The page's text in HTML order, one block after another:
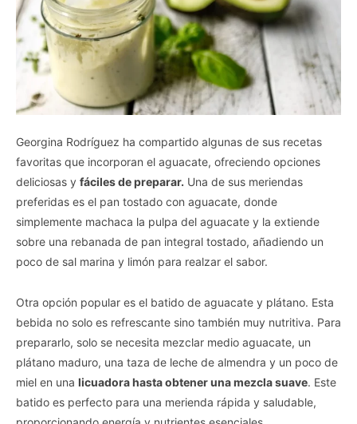
Georgina Rodríguez ha compartido algunas de sus recetas
favoritas que incorporan el aguacate, ofreciendo opciones
deliciosas y fáciles de preparar. Una de sus meriendas
preferidas es el pan tostado con aguacate, donde
simplemente machaca la pulpa del aguacate y la extiende
sobre una rebanada de pan integral tostado, añadiendo un
poco de sal marina y limón para realzar el sabor.
Otra opción popular es el batido de aguacate y plátano. Esta
bebida no solo es refrescante sino también muy nutritiva. Para
prepararlo, solo se necesita mezclar medio aguacate, un
plátano maduro, una taza de leche de almendra y un poco de
miel en una licuadora hasta obtener una mezcla suave. Este
batido es perfecto para una merienda rápida y saludable,